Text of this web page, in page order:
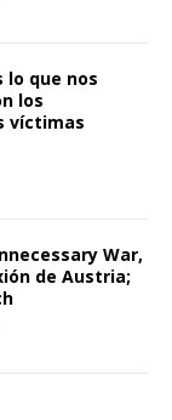
lo que nos
los
víctimas
War,
de Austria;